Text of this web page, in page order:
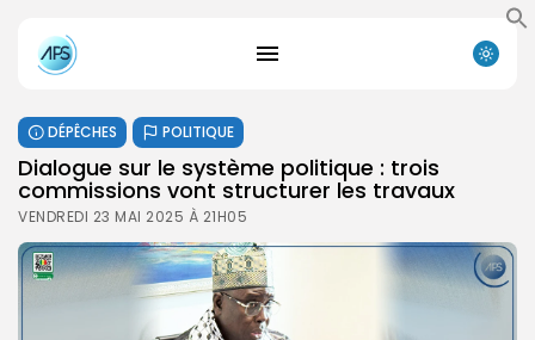
DÉPÊCHES POLITIQUE
Dialogue sur le système politique : trois
commissions vont structurer les travaux
VENDREDI 23 MAI 2025 À 21H05